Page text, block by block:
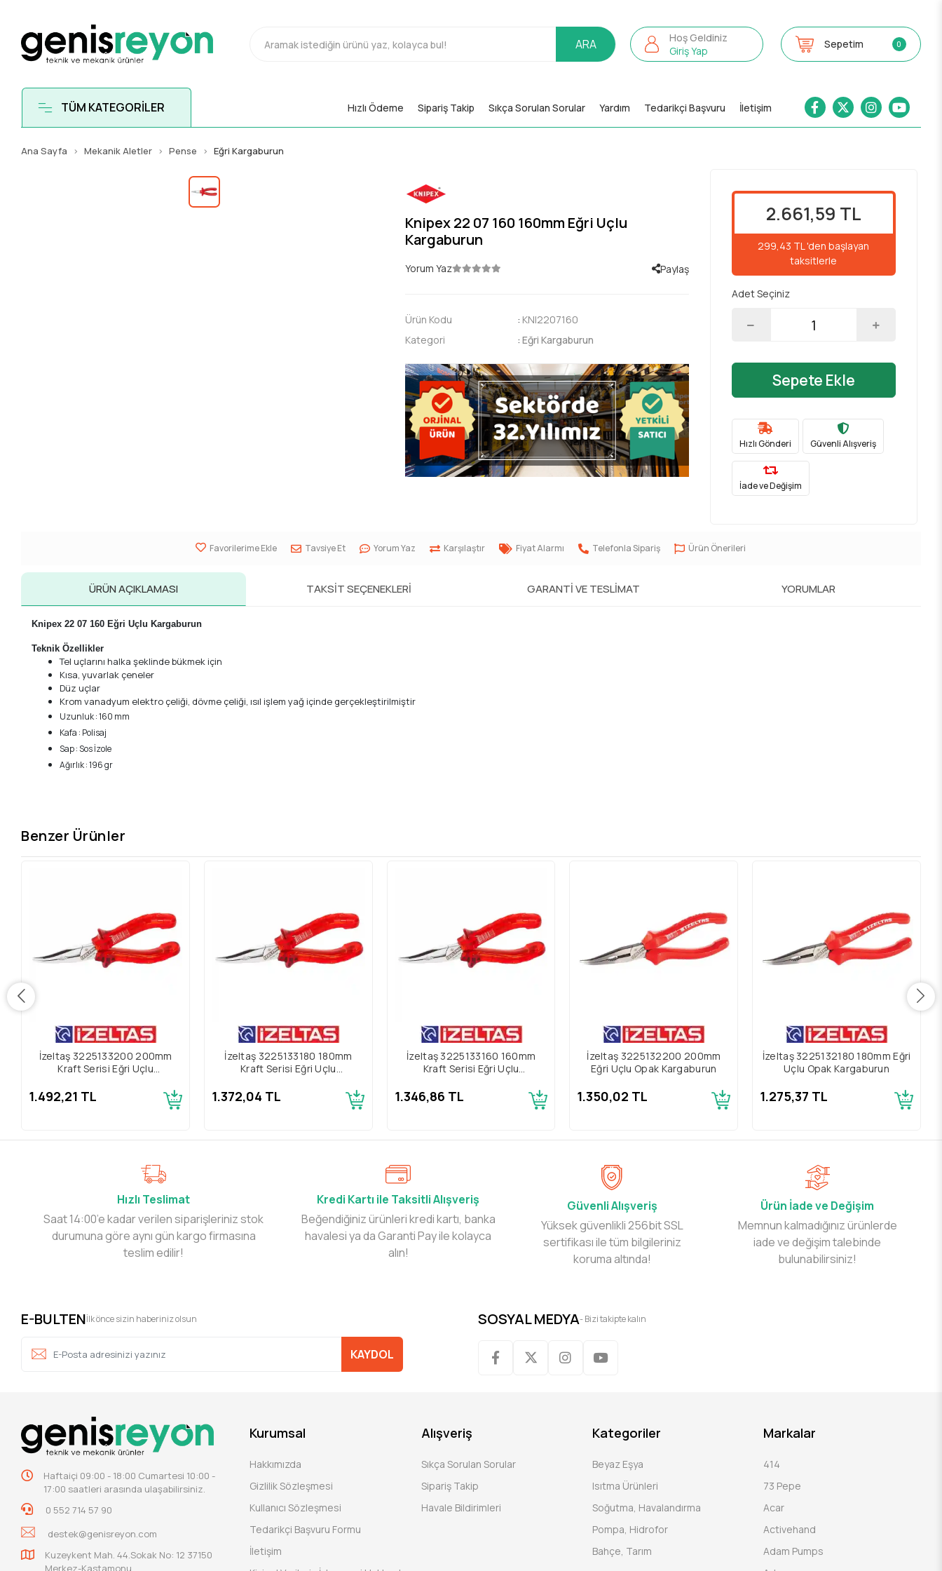
ARA
Hoş Geldiniz
Giriş Yap
Sepetim 0
TÜM KATEGORİLER Hızlı Ödeme Sipariş Takip Sıkça Sorulan Sorular Yardım Tedarikçi Başvuru İletişim
Ana Sayfa Mekanik Aletler Pense Eğri Kargaburun
Knipex 22 07 160 160mm Eğri Uçlu
Kargaburun
Yorum Yaz Paylaş
Ürün Kodu : KNI2207160
Kategori
:Eğri Kargaburun
2.661,59 TL
299,43 TL 'den başlayan
taksitlerle
Adet Seçiniz
Sepete Ekle
Hızlı Gönderi Güvenli Alışveriş
İade ve Değişim
Favorilerime Ekle Tavsiye Et Yorum Yaz Karşılaştır Fiyat Alarmı Telefonla Sipariş Ürün Önerileri
ÜRÜN AÇIKLAMASI TAKSIT SEÇENEKLERI GARANTI VE TESLIMAT YORUMLAR
Knipex 22 07 160 Eğri Uçlu Kargaburun
Teknik Özellikler
Tel uçlarını halka şeklinde bükmek için
Kısa, yuvarlak çeneler
Düz uçlar
Krom vanadyum elektro çeliği, dövme çeliği, ısıl işlem yağ içinde gerçekleştirilmiştir
Uzunluk : 160 mm
Kafa : Polisaj
Sap : Sos İzole
Ağırlık : 196 gr
Benzer Ürünler
İzeltaş 3225133200 200mm
Kraft Serisi Eğri Uçlu
1.492,21 TL
İzeltaş 3225133180 180mm
Kraft Serisi Eğri Uçlu
1.372,04 TL
İzeltaş 3225133160 160mm
Kraft Serisi Eğri Uçlu
1.346,86 TL
İzeltaş 3225132200 200mm
Eğri Uçlu Opak Kargaburun
1.350,02 TL
İzeltaş 3225132180 180mm Eğri
Uçlu Opak Kargaburun
1.275,37 TL
Hızlı Teslimat
Saat 14:00’e kadar verilen siparişleriniz stok
durumuna göre aynı gün kargo firmasına
teslim edilir!
Kredi Kartı ile Taksitli Alışveriş
Beğendiğiniz ürünleri kredi kartı, banka
havalesi ya da Garanti Pay ile kolayca
alın!
Güvenli Alışveriş
Yüksek güvenlikli 256bit SSL
sertifikası ile tüm bilgileriniz
koruma altında!
Ürün İade ve Değişim
Memnun kalmadığınız ürünlerde
iade ve değişim talebinde
bulunabilirsiniz!
E-BULTENİlk önce sizin haberiniz olsun
KAYDOL
SOSYAL MEDYA- Bizi takipte kalın
Haftaiçi 09:00 - 18:00 Cumartesi 10:00 -
17:00 saatleri arasında ulaşabilirsiniz.
0 552 714 57 90
destek@genisreyon.com
Kuzeykent Mah. 44.Sokak No: 12 37150
Merkez-Kastamonu
Kurumsal
Hakkımızda
Gizlilik Sözleşmesi
Kullanıcı Sözleşmesi
Tedarikçi Başvuru Formu
İletişim
Alışveriş
Sıkça Sorulan Sorular
Sipariş Takip
Havale Bildirimleri
Kategoriler
Beyaz Eşya
Isıtma Ürünleri
Soğutma, Havalandırma
Pompa, Hidrofor
Bahçe, Tarım
Markalar
414
73 Pepe
Acar
Activehand
Adam Pumps